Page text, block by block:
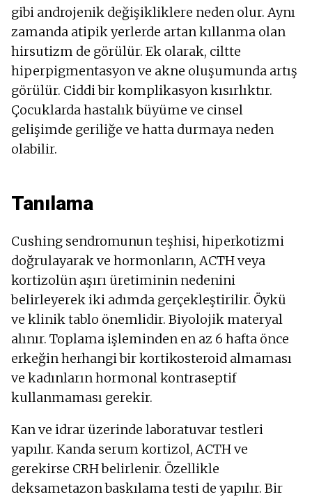
gibi androjenik değişikliklere neden olur. Aynı
zamanda atipik yerlerde artan kıllanma olan
hirsutizm de görülür. Ek olarak, ciltte
hiperpigmentasyon ve akne oluşumunda artış
görülür. Ciddi bir komplikasyon kısırlıktır.
Çocuklarda hastalık büyüme ve cinsel
gelişimde geriliğe ve hatta durmaya neden
olabilir.
Tanılama
Cushing sendromunun teşhisi, hiperkotizmi
doğrulayarak ve hormonların, ACTH veya
kortizolün aşırı üretiminin nedenini
belirleyerek iki adımda gerçekleştirilir. Öykü
ve klinik tablo önemlidir. Biyolojik materyal
alınır. Toplama işleminden en az 6 hafta önce
erkeğin herhangi bir kortikosteroid almaması
ve kadınların hormonal kontraseptif
kullanmaması gerekir.
Kan ve idrar üzerinde laboratuvar testleri
yapılır. Kanda serum kortizol, ACTH ve
gerekirse CRH belirlenir. Özellikle
deksametazon baskılama testi de yapılır. Bir